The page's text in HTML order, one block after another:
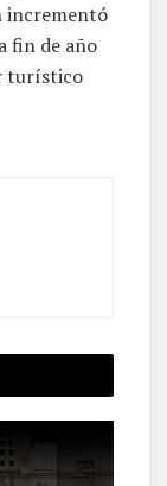
incrementó
fin de año
turístico